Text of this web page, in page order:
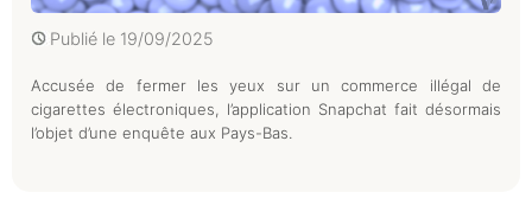
Publié le 19/09/2025
Accusée de fermer les yeux sur un commerce illégal de
cigarettes électroniques, l’application Snapchat fait désormais
l’objet d’une enquête aux Pays-Bas.